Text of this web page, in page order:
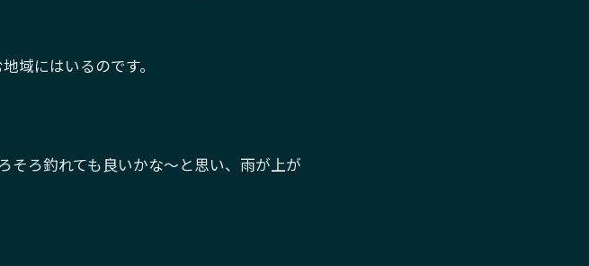
域にはいるのです。
そろ釣れても良いかな〜と思い、雨が上が